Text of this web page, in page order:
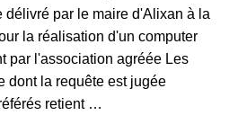
délivré par le maire d'Alixan à la
la réalisation d'un computer
par l'association agréée Les
dont la requête est jugée
retient …